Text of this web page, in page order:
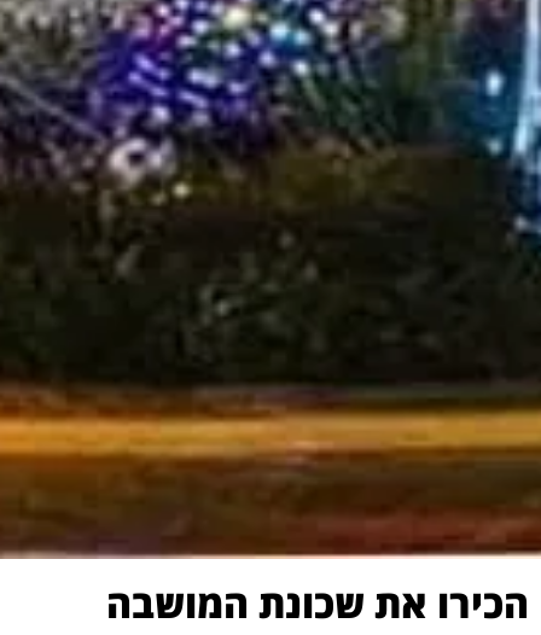
הכירו את שכונת המושבה